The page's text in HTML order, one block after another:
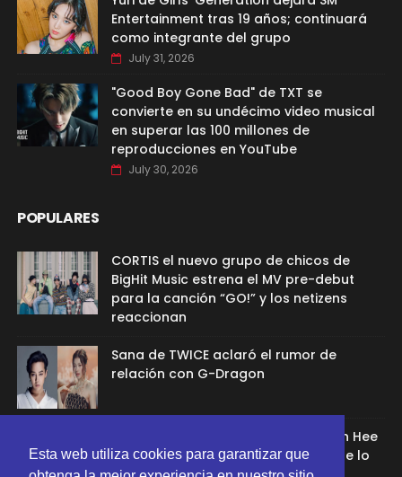
Esta web utiliza cookies para garantizar que
Entertainment tras 19 años; continuará
como integrante del grupo
July 31, 2026
"Good Boy Gone Bad" de TXT se
convierte en su undécimo video musical
en superar las 100 millones de
reproducciones en YouTube
July 30, 2026
POPULARES
CORTIS el nuevo grupo de chicos de
BigHit Music estrena el MV pre-debut
para la canción “GO!” y los netizens
reaccionan
Sana de TWICE aclaró el rumor de
relación con G-Dragon
Ex aprendíz de ADOR afirmó que Min Hee
Jin la despidió porque su chamán se lo